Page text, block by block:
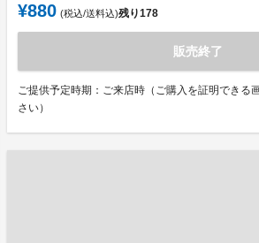
¥880 (税込/送料込)残り178
販売終了
ご提供予定時期：ご来店時（ご購入を証明できる
さい）